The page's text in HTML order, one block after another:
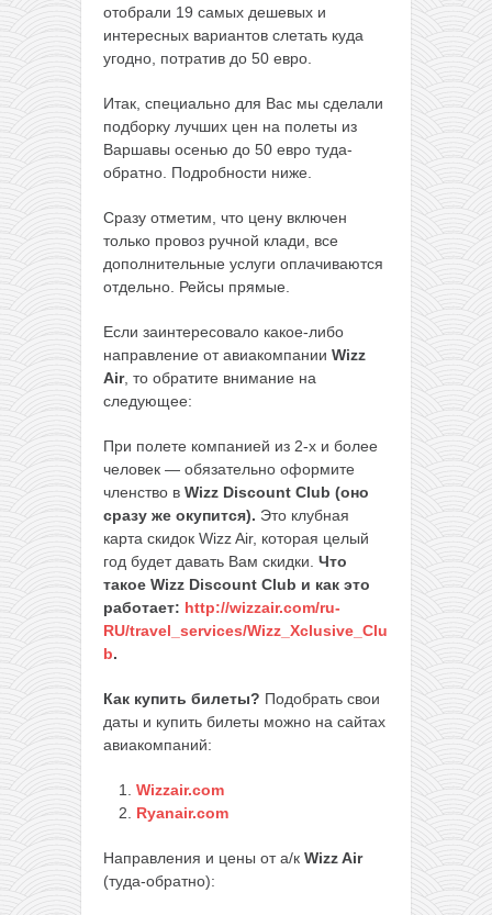
отобрали 19 самых дешевых и
интересных вариантов слетать куда
угодно, потратив до 50 евро.
Итак, специально для Вас мы сделали
подборку лучших цен на полеты из
Варшавы осенью до 50 евро туда-
обратно. Подробности ниже.
Сразу отметим, что цену включен
только провоз ручной клади, все
дополнительные услуги оплачиваются
отдельно. Рейсы прямые.
Если заинтересовало какое-либо
направление от авиакомпании Wizz
Air, то обратите внимание на
следующее:
При полете компанией из 2-х и более
человек — обязательно оформите
членство в Wizz Discount Club (оно
сразу же окупится). Это клубная
карта скидок Wizz Air, которая целый
год будет давать Вам скидки. Что
такое Wizz Discount Club и как это
работает: http://wizzair.com/ru-
RU/travel_services/Wizz_Xclusive_Clu
b.
Как купить билеты? Подобрать свои
даты и купить билеты можно на сайтах
авиакомпаний:
Wizzair.com
Ryanair.com
Направления и цены от а/к Wizz Air
(туда-обратно):
до 90€ туда-
обратно!